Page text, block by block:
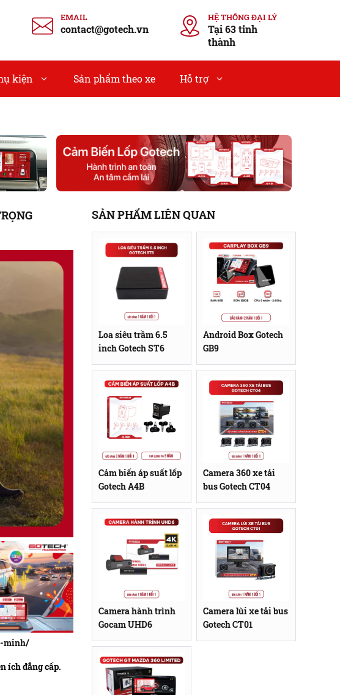
EMAIL
contact@gotech.vn
HỆ THỐNG ĐẠI LÝ
Tại 63 tỉnh
thành
kiện Sản phẩm theo xe Hỗ trợ
minh/
ích đẳng cấp.
SẢN PHẨM LIÊN QUAN
Loa siêu trầm 6.5
inch Gotech ST6
Android Box Gotech
GB9
Cảm biến áp suất lốp
Gotech A4B
Camera 360 xe tải
bus Gotech CT04
Camera hành trình
Gocam UHD6
Camera lùi xe tải bus
Gotech CT01